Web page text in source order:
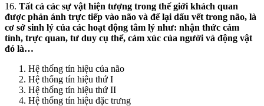
16. Tất cả các sự vật hiện tượng trong thế giới khách quan
được phản ánh trực tiếp vào não và để lại dấu vết trong não, là
cơ sở sinh lý của các hoạt động tâm lý như: nhận thức cảm
tính, trực quan, tư duy cụ thể, cảm xúc của người và động vật
đó là…
Hệ thống tín hiệu của não
Hệ thống tín hiệu thứ I
Hệ thống tín hiệu thứ II
Hệ thống tín hiệu đặc trưng